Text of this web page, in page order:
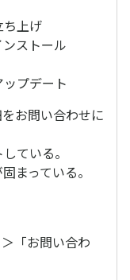
ち上げ
ストール
プデート
お問い合わせに
ている。
まっている。
「お問い合わ